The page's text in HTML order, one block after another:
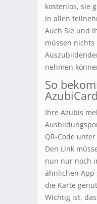
kostenlos, sie
in allen
Auch Sie und
müssen
nehmen
So
AzubiCard
Ihre Azubis
QR-Code
Den Link
nun nur noch
ähnlichen App
die Karte
Wichtig ist,